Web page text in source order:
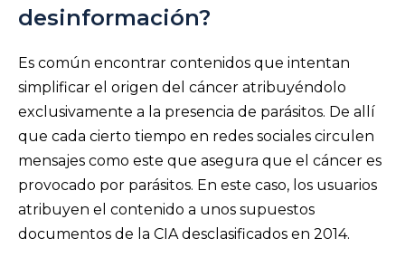
desinformación?
Es común encontrar contenidos que intentan
simplificar el origen del cáncer atribuyéndolo
exclusivamente a la presencia de parásitos. De allí
que cada cierto tiempo en redes sociales circulen
mensajes como este que asegura que el cáncer es
provocado por parásitos. En este caso, los usuarios
atribuyen el contenido a unos supuestos
documentos de la CIA desclasificados en 2014.